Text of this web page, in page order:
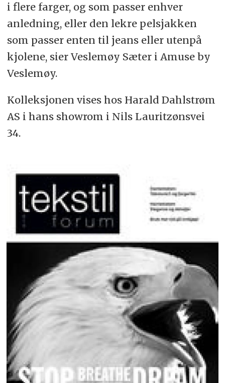
i flere farger, og som passer enhver
anledning, eller den lekre pelsjakken
som passer enten til jeans eller utenpå
kjolene, sier Veslemøy Sæter i Amuse by
Veslemøy.
Kolleksjonen vises hos Harald Dahlstrøm
AS i hans showrom i Nils Lauritzønsvei
34.